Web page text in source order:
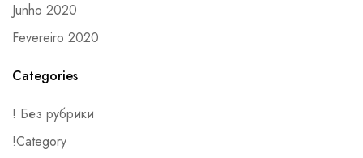
Junho 2020
Fevereiro 2020
Categories
! Без рубрики
!Category